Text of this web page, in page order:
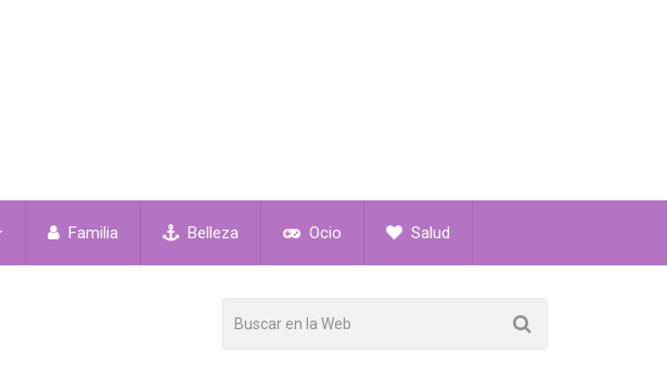
Familia Belleza Ocio Salud